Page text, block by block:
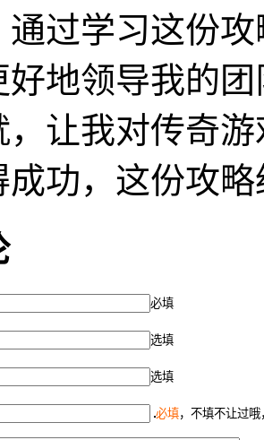
通过学习这份
好地领导我的
，让我对传奇
成功，这份攻
必填
选填
选填
必填，不填不让过